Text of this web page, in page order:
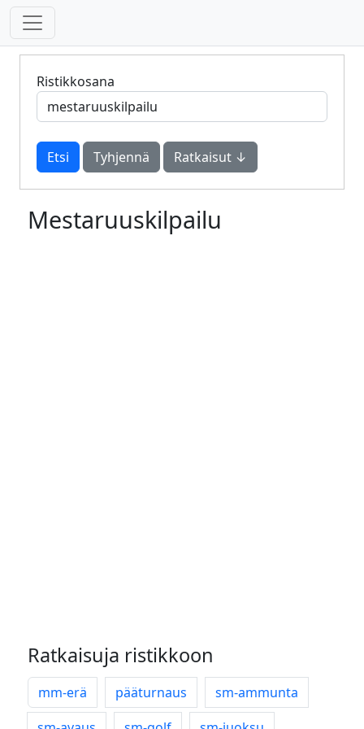
Ristikkosana
Tyhjennä Ratkaisut ↓
Mestaruuskilpailu
Ratkaisuja ristikkoon
mm-erä pääturnaus
sm-ammunta